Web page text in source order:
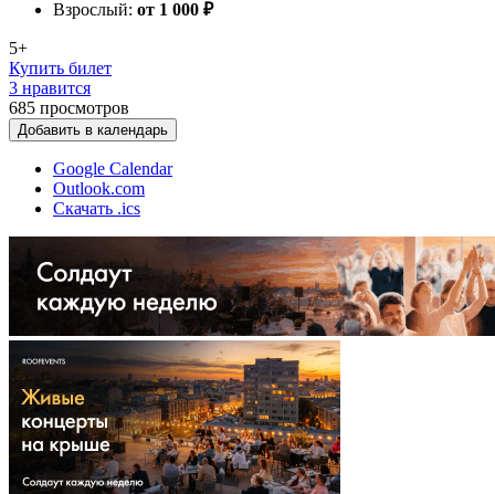
Взрослый: от 1 000 ₽
5+
Купить билет
3 нравится
685 просмотров
Добавить в календарь
Google Calendar
Outlook.com
Скачать .ics